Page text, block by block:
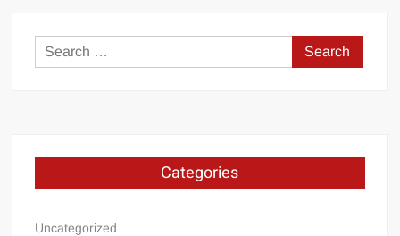
Search
for:
Categories
Uncategorized